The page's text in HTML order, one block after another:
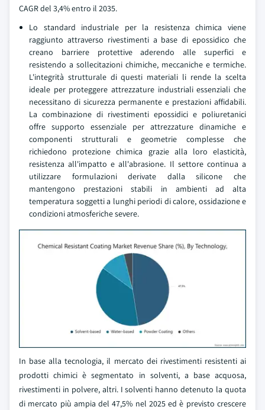
CAGR del 3,4% entro il 2035.
Lo standard industriale per la resistenza chimica viene
raggiunto attraverso rivestimenti a base di epossidico che
creano barriere protettive aderendo alle superfici e
resistendo a sollecitazioni chimiche, meccaniche e termiche.
L'integrità strutturale di questi materiali li rende la scelta
ideale per proteggere attrezzature industriali essenziali che
necessitano di sicurezza permanente e prestazioni affidabili.
La combinazione di rivestimenti epossidici e poliuretanici
offre supporto essenziale per attrezzature dinamiche e
componenti strutturali e geometrie complesse che
richiedono protezione chimica grazie alla loro elasticità,
resistenza all'impatto e all'abrasione. Il settore continua a
utilizzare formulazioni derivate dalla silicone che
mantengono prestazioni stabili in ambienti ad alta
temperatura soggetti a lunghi periodi di calore, ossidazione e
condizioni atmosferiche severe.
In base alla tecnologia, il mercato dei rivestimenti resistenti ai
prodotti chimici è segmentato in solventi, a base acquosa,
rivestimenti in polvere, altri. I solventi hanno detenuto la quota
di mercato più ampia del 47,5% nel 2025 ed è previsto crescere